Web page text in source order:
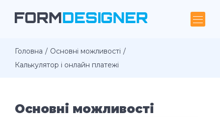
Головна
Основні можливості
Калькулятор і онлайн платежі
Основні можливості